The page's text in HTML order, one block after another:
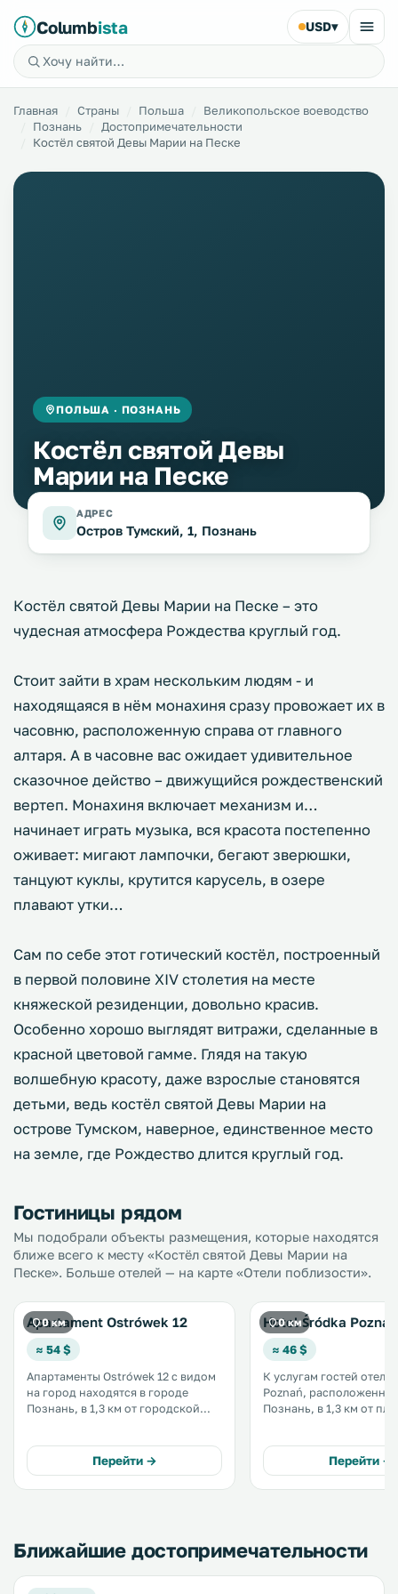
Columbista USD▾
Главная Страны Польша
Великопольское воеводство
Познань
Достопримечательности
Костёл святой Девы Марии на Песке
ПОЛЬША · ПОЗНАНЬ
Костёл святой Девы
Марии на Песке
АДРЕС
Остров Тумский, 1, Познань
Костёл святой Девы Марии на Песке – это
чудесная атмосфера Рождества круглый год.
Стоит зайти в храм нескольким людям - и
находящаяся в нём монахиня сразу провожает их в
часовню, расположенную справа от главного
алтаря. А в часовне вас ожидает удивительное
сказочное действо – движущийся рождественский
вертеп. Монахиня включает механизм и…
начинает играть музыка, вся красота постепенно
оживает: мигают лампочки, бегают зверюшки,
танцуют куклы, крутится карусель, в озере
плавают утки…
Сам по себе этот готический костёл, построенный
в первой половине XIV столетия на месте
княжеской резиденции, довольно красив.
Особенно хорошо выглядят витражи, сделанные в
красной цветовой гамме. Глядя на такую
волшебную красоту, даже взрослые становятся
детьми, ведь костёл святой Девы Марии на
острове Тумском, наверное, единственное место
на земле, где Рождество длится круглый год.
Гостиницы рядом
Мы подобрали объекты размещения, которые находятся
ближе всего к месту «Костёл святой Девы Марии на
Песке». Больше отелей — на карте «Отели поблизости».
0 км
Apartament Ostrówek 12
≈ 54 $
Апартаменты Ostrówek 12 с видом
на город находятся в городе
Познань, в 1,3 км от городской
бесплатный Wi-Fi на всей
территории. .
Перейти →
0 км
Hotel Śródka Poznań
≈ 46 $
К услугам гостей отеля
Poznań,
Познань, в 1,3 км от
предоставляется
Fi. .
Перейти →
Ближайшие достопримечательности